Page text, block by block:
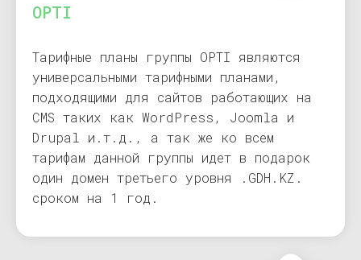
OPTI
Тарифные планы группы OPTI являются
универсальными тарифными планами,
подходящими для сайтов работающих на
CMS таких как WordPress, Joomla и
Drupal и.т.д., а так же ко всем
тарифам данной группы идет в подарок
один домен третьего уровня .GDH.KZ.
сроком на 1 год.